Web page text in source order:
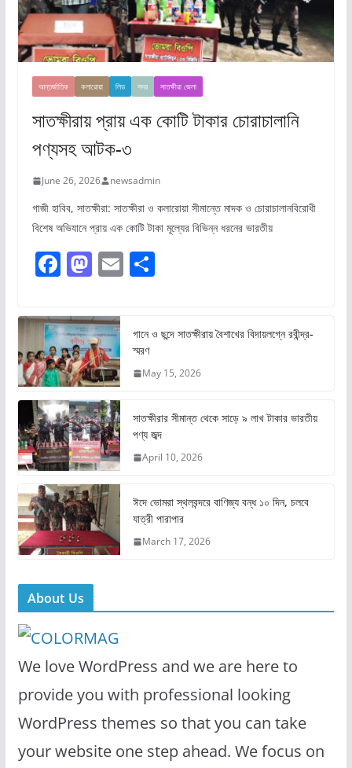
আন্তর্জাতিক কলারোয়া লিড সদর সাতক্ষীরা জেলা
সাতক্ষীরায় প্রায় এক কোটি টাকার চোরাচালানি
পণ্যসহ আটক-৩
June 26, 2026 newsadmin
গাজী হাবিব, সাতক্ষীরা: সাতক্ষীরা ও কলারোয়া সীমান্তে মাদক ও চোরাচালানবিরোধী
বিশেষ অভিযানে প্রায় এক কোটি টাকা মূল্যের বিভিন্ন ধরনের ভারতীয়
F
c
e
b
o
o
k
M
st
o
d
o
n
E S
e
গানে ও ছন্দে সাতক্ষীরায় বৈশাখের বিদায়লগ্নে রবীন্দ্র-
স্মরণ
May 15, 2026
সাতক্ষীরার সীমান্ত থেকে সাড়ে ৯ লাখ টাকার ভারতীয়
পণ্য জব্দ
April 10, 2026
ঈদে ভোমরা স্থলবন্দরে বাণিজ্য বন্ধ ১০ দিন, চলবে
যাত্রী পারাপার
March 17, 2026
About Us
We love WordPress and we are here to
provide you with professional looking
WordPress themes so that you can take
your website one step ahead. We focus on